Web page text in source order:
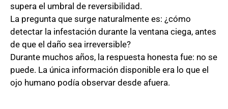
supera el umbral de reversibilidad.
La pregunta que surge naturalmente es: ¿cómo
detectar la infestación durante la ventana ciega, antes
de que el daño sea irreversible?
Durante muchos años, la respuesta honesta fue: no se
puede. La única información disponible era lo que el
ojo humano podía observar desde afuera.